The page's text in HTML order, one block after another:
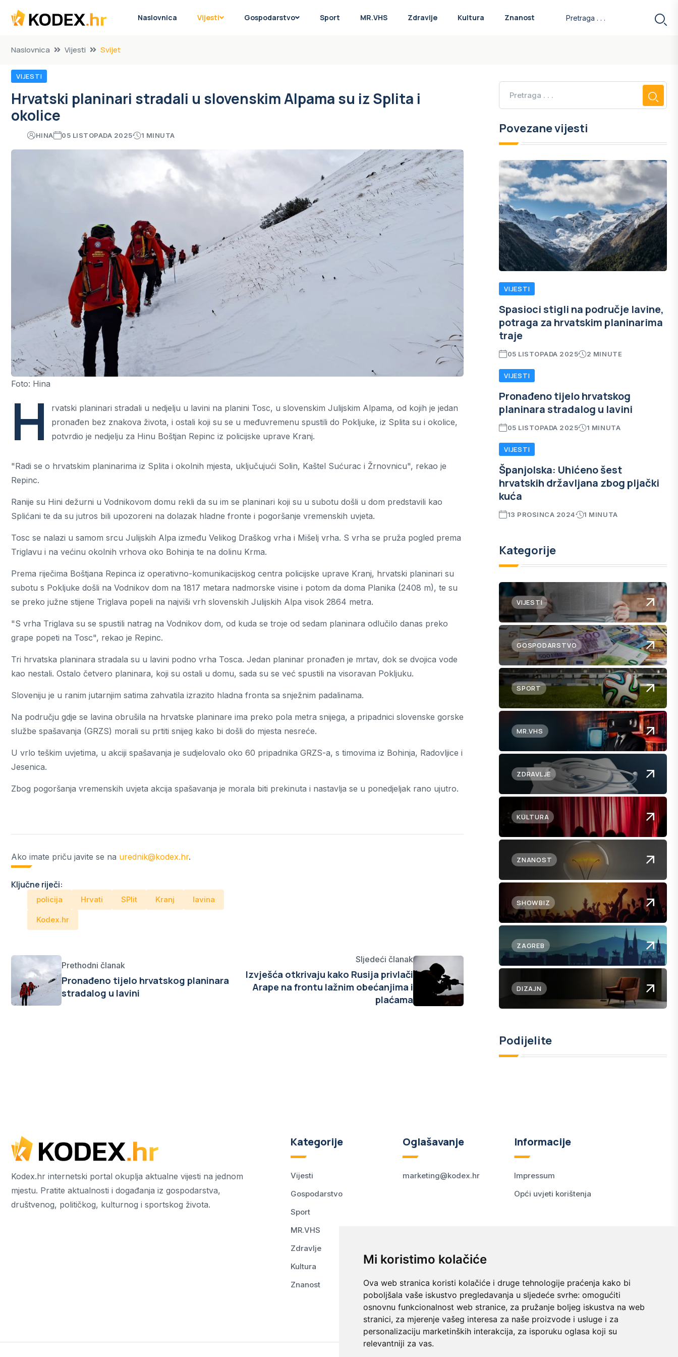
Mi koristimo kolačiće
Ova web stranica koristi kolačiće i druge tehnologije praćenja kako bi
poboljšala vaše iskustvo pregledavanja u sljedeće svrhe: omogućiti
osnovnu funkcionalnost web stranice, za pružanje boljeg iskustva na web
stranici, za mjerenje vašeg interesa za naše proizvode i usluge i za
personalizaciju marketinških interakcija, za isporuku oglasa koji su
relevantniji za vas.
Naslovnica Vijesti Gospodarstvo Sport MR.VHS Zdravlje Kultura Znanost
Naslovnica Vijesti Svijet
VIJESTI
Hrvatski planinari stradali u slovenskim Alpama su iz Splita i
okolice
HINA 05 LISTOPADA 2025 1 MINUTA
Foto: Hina
H
rvatski planinari stradali u nedjelju u lavini na planini Tosc, u slovenskim Julijskim Alpama, od kojih je jedan
pronađen bez znakova života, i ostali koji su se u međuvremenu spustili do Pokljuke, iz Splita su i okolice,
potvrdio je nedjelju za Hinu Boštjan Repinc iz policijske uprave Kranj.
"Radi se o hrvatskim planinarima iz Splita i okolnih mjesta, uključujući Solin, Kaštel Sućurac i Žrnovnicu", rekao je
Repinc.
Ranije su Hini dežurni u Vodnikovom domu rekli da su im se planinari koji su u subotu došli u dom predstavili kao
Splićani te da su jutros bili upozoreni na dolazak hladne fronte i pogoršanje vremenskih uvjeta.
Tosc se nalazi u samom srcu Julijskih Alpa između Velikog Draškog vrha i Mišelj vrha. S vrha se pruža pogled prema
Triglavu i na većinu okolnih vrhova oko Bohinja te na dolinu Krma.
Prema riječima Boštjana Repinca iz operativno-komunikacijskog centra policijske uprave Kranj, hrvatski planinari su
subotu s Pokljuke došli na Vodnikov dom na 1817 metara nadmorske visine i potom da doma Planika (2408 m), te su
se preko južne stijene Triglava popeli na najviši vrh slovenskih Julijskih Alpa visok 2864 metra.
"S vrha Triglava su se spustili natrag na Vodnikov dom, od kuda se troje od sedam planinara odlučilo danas preko
grape popeti na Tosc", rekao je Repinc.
Tri hrvatska planinara stradala su u lavini podno vrha Tosca. Jedan planinar pronađen je mrtav, dok se dvojica vode
kao nestali. Ostalo četvero planinara, koji su ostali u domu, sada su se već spustili na visoravan Pokljuku.
Sloveniju je u ranim jutarnjim satima zahvatila izrazito hladna fronta sa snježnim padalinama.
Na području gdje se lavina obrušila na hrvatske planinare ima preko pola metra snijega, a pripadnici slovenske gorske
službe spašavanja (GRZS) morali su prtiti snijeg kako bi došli do mjesta nesreće.
U vrlo teškim uvjetima, u akciji spašavanja je sudjelovalo oko 60 pripadnika GRZS-a, s timovima iz Bohinja, Radovljice i
Jesenica.
Zbog pogoršanja vremenskih uvjeta akcija spašavanja je morala biti prekinuta i nastavlja se u ponedjeljak rano ujutro.
Ako imate priču javite se na urednik@kodex.hr.
Ključne riječi:
policija Hrvati SPlit Kranj lavina
Kodex.hr
Prethodni članak
Pronađeno tijelo hrvatskog planinara
stradalog u lavini
Sljedeći članak
Izvješća otkrivaju kako Rusija privlači
Arape na frontu lažnim obećanjima i
plaćama
Povezane vijesti
VIJESTI
Spasioci stigli na područje lavine,
potraga za hrvatskim planinarima
traje
05 LISTOPADA 2025 2 MINUTE
VIJESTI
Pronađeno tijelo hrvatskog
planinara stradalog u lavini
05 LISTOPADA 2025 1 MINUTA
VIJESTI
Španjolska: Uhićeno šest
hrvatskih državljana zbog pljački
kuća
13 PROSINCA 2024 1 MINUTA
Kategorije
VIJESTI
GOSPODARSTVO
SPORT
MR.VHS
ZDRAVLJE
KULTURA
ZNANOST
SHOWBIZ
ZAGREB
DIZAJN
Podijelite
Kodex.hr internetski portal okuplja aktualne vijesti na jednom
mjestu. Pratite aktualnosti i događanja iz gospodarstva,
društvenog, političkog, kulturnog i sportskog života.
Kategorije
Vijesti
Gospodarstvo
Sport
MR.VHS
Zdravlje
Kultura
Znanost
Oglašavanje
marketing@kodex.hr
Informacije
Impressum
Opći uvjeti korištenja